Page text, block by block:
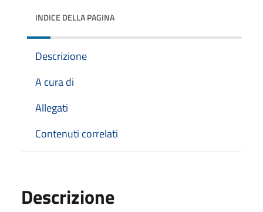
INDICE DELLA PAGINA
Descrizione
A cura di
Allegati
Contenuti correlati
Descrizione